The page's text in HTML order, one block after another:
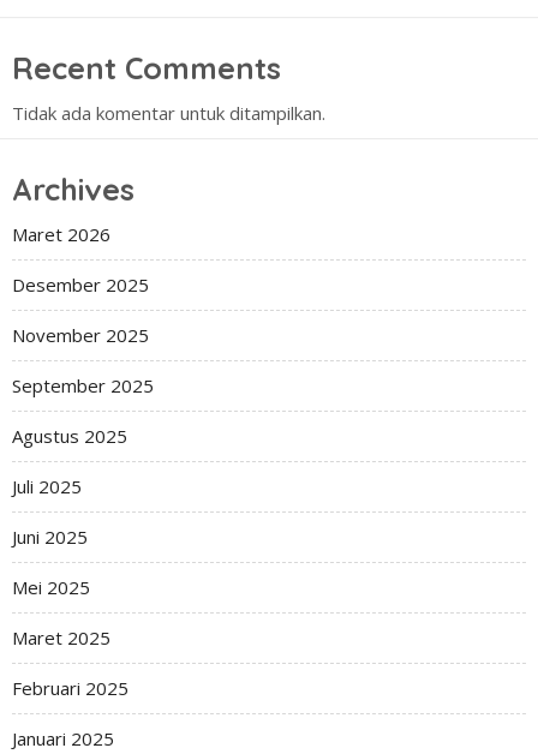
Recent Comments
Tidak ada komentar untuk ditampilkan.
Archives
Maret 2026
Desember 2025
November 2025
September 2025
Agustus 2025
Juli 2025
Juni 2025
Mei 2025
Maret 2025
Februari 2025
Januari 2025